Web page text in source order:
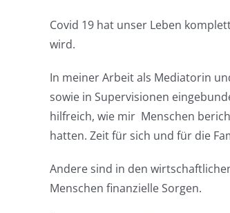
Covid 19 hat unser Leben
wird.
In meiner Arbeit als Mediatorin
sowie in Supervisionen
hilfreich, wie mir Menschen
hatten. Zeit für sich und für die
Andere sind in den
Menschen finanzielle Sorgen.